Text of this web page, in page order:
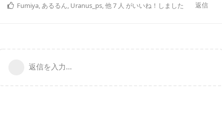
返信
Fumiya,あるるん, Uranus_ps,他7 人 がいいね！しました
返信を入力...